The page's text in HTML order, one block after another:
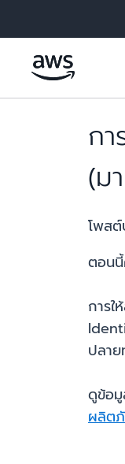
ก
(ม
โพส
ตอนนี้
การใ
ปลา
ดูข้อมู
ผลิต